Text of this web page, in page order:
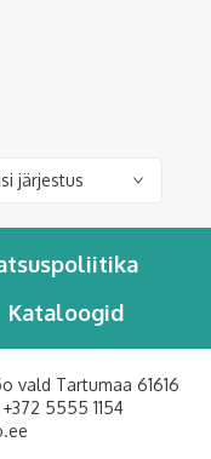
Kataloogid
vald Tartumaa 61616
+372 5555 1154